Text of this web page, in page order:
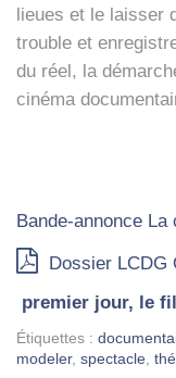
lieues et le lais­ser
trouble et
du réel, la
ciné­ma
Bande-annonce La
Dos­sier LCDG
pre­mier jour, le
Étiquettes :
modeler, spectacle